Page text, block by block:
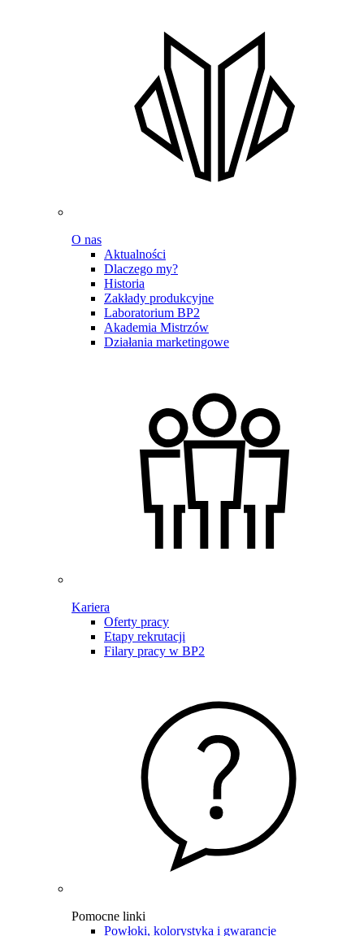
O nas
Aktualności
Dlaczego my?
Historia
Zakłady produkcyjne
Laboratorium BP2
Akademia Mistrzów
Działania marketingowe
Kariera
Oferty pracy
Etapy rekrutacji
Filary pracy w BP2
Pomocne linki
Powłoki, kolorystyka i gwarancje